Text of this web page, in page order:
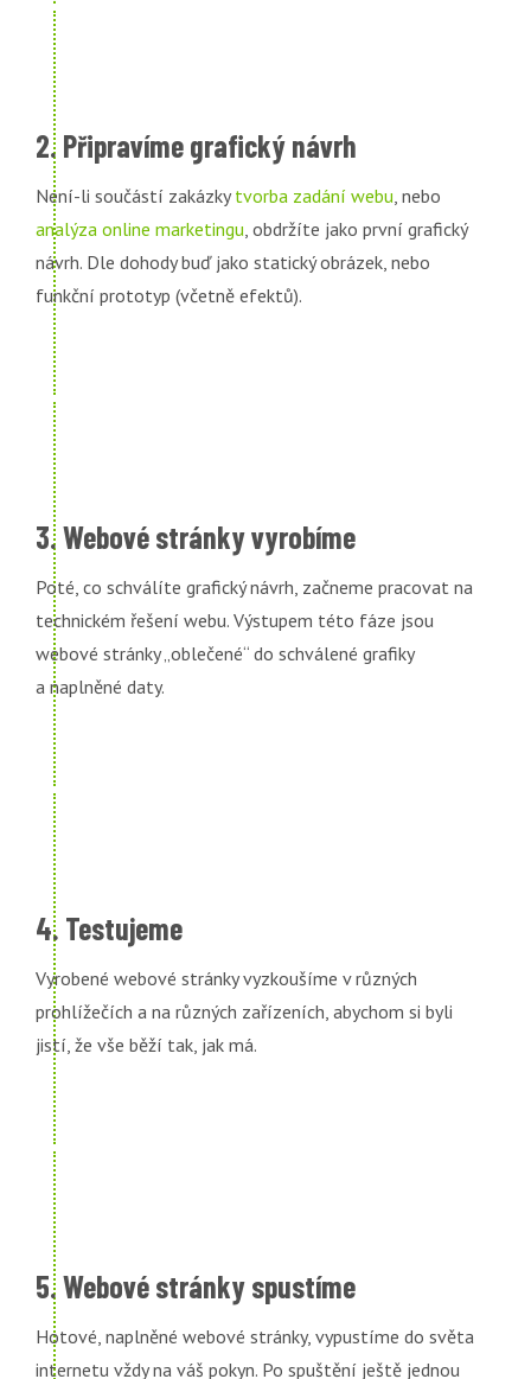
2. Připravíme grafický návrh
Není-li součástí zakázkytvorba zadání webu, nebo
analýza online marketingu, obdržíte jako první grafický
návrh. Dle dohody buď jako statický obrázek, nebo
funkční prototyp (včetně efektů).
3. Webové stránky vyrobíme
Poté, co schválíte grafický návrh, začneme pracovat na
technickém řešení webu. Výstupem této fáze jsou
webové stránky „oblečené“ do schválené grafiky
a naplněné daty.
4. Testujeme
Vyrobené webové stránky vyzkoušíme v různých
prohlížečích a na různých zařízeních, abychom si byli
jistí, že vše běží tak, jak má.
5. Webové stránky spustíme
Hotové, naplněné webové stránky, vypustíme do světa
internetu vždy na váš pokyn. Po spuštění ještě jednou